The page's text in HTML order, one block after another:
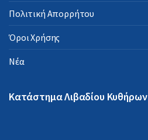
Πολιτική Απορρήτου
Όροι Χρήσης
Νέα
Κατάστημα Λιβαδίου Κυθήρων